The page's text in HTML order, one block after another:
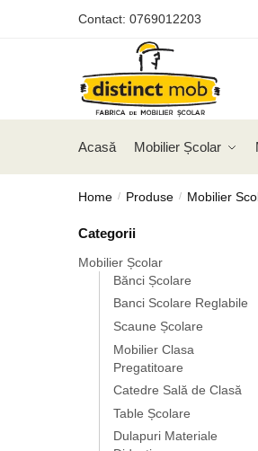
Contact: 0769012203
Acasă Mobilier Școlar
Home / Produse / Mobilier
Categorii
Mobilier Școlar
Bănci Școlare
Banci Scolare Reglabile
Scaune Școlare
Mobilier Clasa
Pregatitoare
Catedre Sală de Clasă
Table Școlare
Dulapuri Materiale